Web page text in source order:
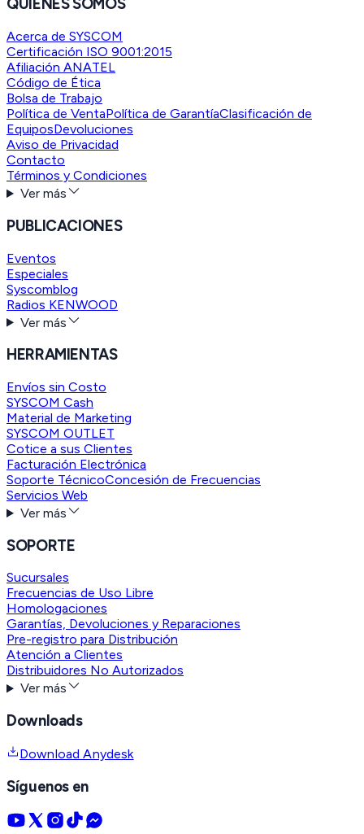
QUIENES SOMOS
Acerca de SYSCOM
Certificación ISO 9001:2015
Afiliación ANATEL
Código de Ética
Bolsa de Trabajo
Política de VentaPolítica de GarantíaClasificación de
EquiposDevoluciones
Aviso de Privacidad
Contacto
Términos y Condiciones
Ver más
PUBLICACIONES
Eventos
Especiales
Syscomblog
Radios KENWOOD
Ver más
HERRAMIENTAS
Envíos sin Costo
SYSCOM Cash
Material de Marketing
SYSCOM OUTLET
Cotice a sus Clientes
Facturación Electrónica
Soporte TécnicoConcesión de Frecuencias
Servicios Web
Ver más
SOPORTE
Sucursales
Frecuencias de Uso Libre
Homologaciones
Garantías, Devoluciones y Reparaciones
Pre-registro para Distribución
Atención a Clientes
Distribuidores No Autorizados
Ver más
Downloads
Download Anydesk
Síguenos en